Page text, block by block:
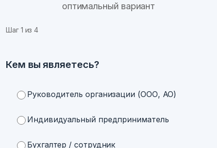
оптимальный вариант
Шаг 1 из 4
Кем вы являетесь?
Руководитель организации (ООО, АО)
Индивидуальный предприниматель
Бухгалтер / сотрудник